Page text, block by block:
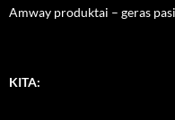
Amway produktai – geras
KITA: